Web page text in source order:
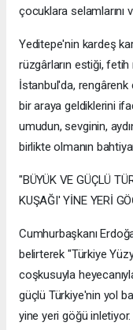
çocuklara selamlarını
Yeditepe'nin kardeş
rüzgârların estiği,
İstanbul'da,
bir araya geldiklerini
umudun, sevginin,
birlikte olmanın
"BÜYÜK VE GÜÇLÜ
KUŞAĞI' YİNE YERİ
Cumhurbaşkanı
belirterek "Türkiye
coşkusuyla
güçlü Türkiye'nin yol
yine yeri göğü